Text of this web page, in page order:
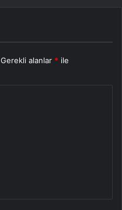
Gerekli alanlar * ile